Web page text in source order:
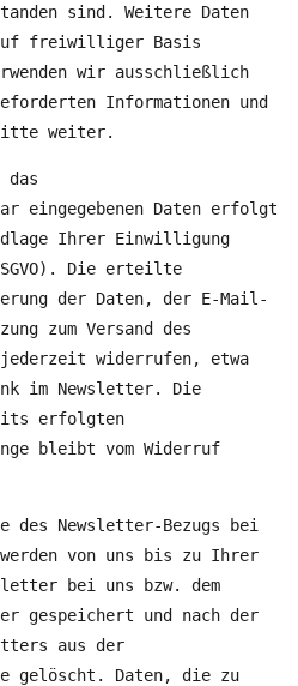
sind. Weitere Daten
freiwilliger Basis
wir ausschließlich
Informationen und
weiter.
eingegebenen Daten erfolgt
Ihrer Einwilligung
Die erteilte
der Daten, der E-Mail-
zum Versand des
jederzeit widerrufen, etwa
im Newsletter. Die
erfolgten
bleibt vom Widerruf
des Newsletter-Bezugs bei
von uns bis zu Ihrer
bei uns bzw. dem
gespeichert und nach der
aus der
gelöscht. Daten, die zu